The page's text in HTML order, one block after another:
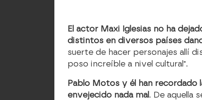
El actor Maxi Iglesias no ha
distintos en diversos países
suerte de hacer personajes allí
poso increíble a nivel cultural".
Pablo Motos y él han recordado
envejecido nada mal. De aquella